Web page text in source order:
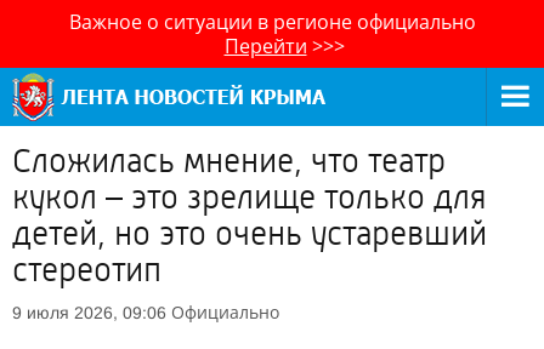
Важное о ситуации в регионе официально
Перейти >>>
Сложилась мнение, что театр
кукол – это зрелище только для
детей, но это очень устаревший
стереотип
9 июля 2026, 09:06 Официально